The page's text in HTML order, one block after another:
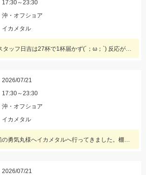
17:30～23:30
沖・オフショア
イカメタル
竿頭は28杯！スタッフ日吉は27杯で1杯届かず(´；ω；`) 反応が良かったスッテ、ドロッパーは、ジャッカルゲキダキスッテメタル15号クロオレゼブラ、ゲキダキスッテ50パープルグリーン、ツリノスクイッドメタリカ1.8号キャンパスでした！
2026/07/21
17:30～23:30
沖・オフショア
イカメタル
西尾市一色出船の勇気丸様へイカメタルへ行ってきました。棚は30ｍ～20ｍメタルスッテは15号～20号がオススメ。
2026/07/21